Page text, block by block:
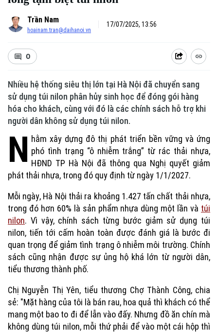
Trần Nam
hoainam.tran@daihanoi.vn
17/07/2025, 13:56
0
Nhiều hệ thống siêu thị lớn tại Hà Nội đã chuyển sang
sử dụng túi nilon phân hủy sinh học để đóng gói hàng
hóa cho khách, cùng với đó là các chính sách hỗ trợ khi
người dân không sử dụng túi nilon.
N hằm xây dựng đô thị phát triển bền vững và ứng
phó tình trạng “ô nhiễm trắng” từ rác thải nhựa,
HĐND TP Hà Nội đã thông qua Nghị quyết giảm
phát thải nhựa, trong đó quy định từ ngày 1/1/2027.
Mỗi ngày, Hà Nội thải ra khoảng 1.427 tấn chất thải nhựa,
trong đó hơn 60% là sản phẩm nhựa dùng một lần và túi
nilon. Vì vậy, chính sách từng bước giảm sử dụng túi
nilon, tiến tới cấm hoàn toàn được đánh giá là bước đi
quan trọng để giảm tình trạng ô nhiễm môi trường. Chính
sách cũng nhận được sự ủng hộ khá lớn từ người dân,
tiểu thương thành phố.
Chị Nguyễn Thị Yên, tiểu thương Chợ Thành Công, chia
sẻ: "Mặt hàng của tôi là bán rau, hoa quả thì khách có thể
mang một bao to đi để lẫn vào đấy. Nhưng đồ ăn chín mà
không dùng túi nilon, mỗi thứ phải để vào một cái hộp thì